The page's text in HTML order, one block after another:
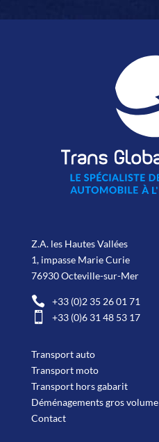
Z.A. les Hautes Vallées
1, impasse Marie Curie
76930 Octeville-sur-Mer
 +33 (0)2 35 26 01 71
 +33 (0)6 31 48 53 17
Transport auto
Transport moto
Transport hors gabarit
Déménagements gros volume
Contact